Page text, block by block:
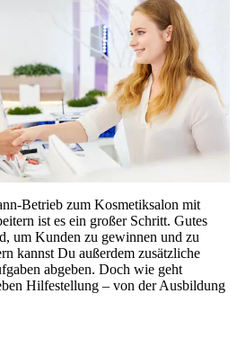
Betrieb zum Kosmetiksalon mit
ist es ein großer Schritt. Gutes
um Kunden zu gewinnen und zu
kannst Du außerdem zusätzliche
abgeben. Doch wie geht
Hilfestellung – von der Ausbildung